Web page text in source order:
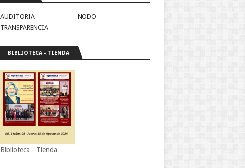
AUDITORIA
NODO
TRANSPARENCIA
BIBLIOTECA - TIENDA
Biblioteca - Tienda